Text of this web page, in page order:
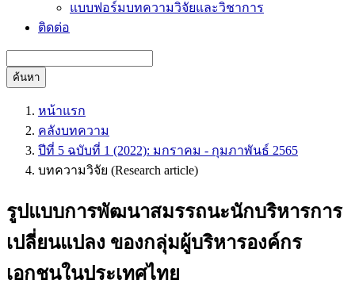
แบบฟอร์มบทความวิจัยและวิชาการ
ติดต่อ
ค้นหา
หน้าแรก
คลังบทความ
ปีที่ 5 ฉบับที่ 1 (2022): มกราคม - กุมภาพันธ์ 2565
บทความวิจัย (Research article)
รูปแบบการพัฒนาสมรรถนะนักบริหารการ
เปลี่ยนแปลง ของกลุ่มผู้บริหารองค์กร
เอกชนในประเทศไทย